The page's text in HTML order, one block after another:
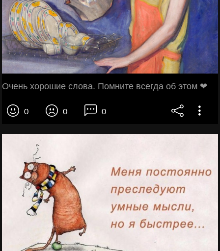
Очень хорошие слова. Помните всегда об этом ❤
0 0 0